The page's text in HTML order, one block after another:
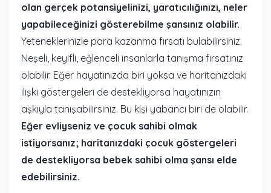
olan gerçek potansiyelinizi, yaratıcılığınızı, neler
yapabileceğinizi gösterebilme şansınız olabilir.
Yeteneklerinizle para kazanma fırsatı bulabilirsiniz.
Neşeli, keyifli, eğlenceli insanlarla tanışma fırsatınız
olabilir. Eğer hayatınızda biri yoksa ve haritanızdaki
ilişki göstergeleri de destekliyorsa hayatınızın
aşkıyla tanışabilirsiniz. Bu kişi yabancı biri de olabilir.
Eğer evliyseniz ve çocuk sahibi olmak
istiyorsanız; haritanızdaki çocuk göstergeleri
de destekliyorsa bebek sahibi olma şansı elde
edebilirsiniz.